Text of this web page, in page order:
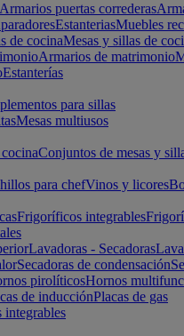
Armarios puertas correderas
EstanteriasMuebles
de cocinaMesas y sillas de
Armarios de matrimonio
Estanterías
para sillas
Mesas multiusos
Conjuntos de mesas y
para chefVinos y licores
Frigoríficos integrables
Lavadoras - Secadoras
Secadoras de condensación
pirolíticosHornos
de inducciónPlacas de gas